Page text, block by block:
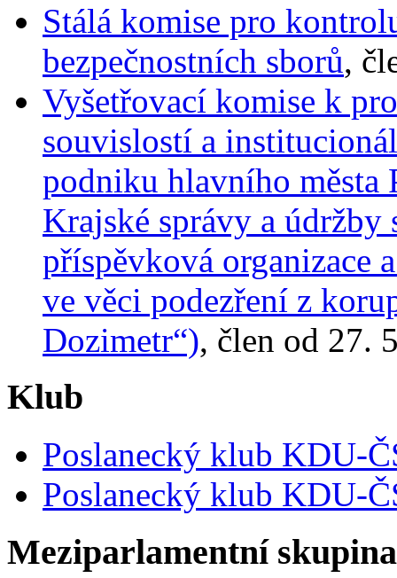
Stálá komise pro
bezpečnostních sborů,
Vyšetřovací komise k
souvislostí a
podniku hlavního města
Krajské správy a údržby
příspěvková organizace
ve věci podezření z
Dozimetr“), člen od 27.
Klub
Poslanecký klub KDU-
Poslanecký klub KDU-
Meziparlamentní